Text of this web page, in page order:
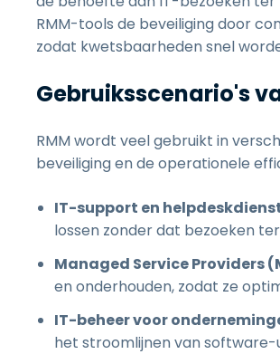
RMM-tools de beveiliging door
zodat kwetsbaarheden snel
Gebruiksscenario's
RMM wordt veel gebruikt in
beveiliging en de operationele
IT-support en
lossen zonder dat bezoeken
Managed Service Providers
en onderhouden, zodat ze
IT-beheer voor
het stroomlijnen van